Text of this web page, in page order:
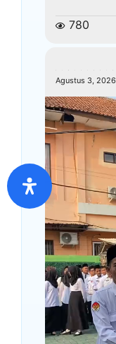
780
Agustus 3, 2026